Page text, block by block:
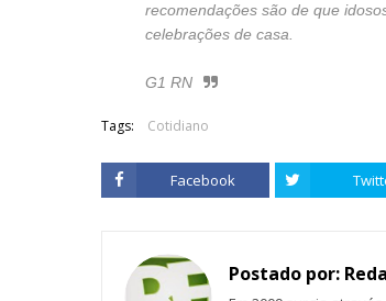
recomendações são de que
celebrações de casa.
G1 RN
Tags: Cotidiano
Facebook
Postado por: